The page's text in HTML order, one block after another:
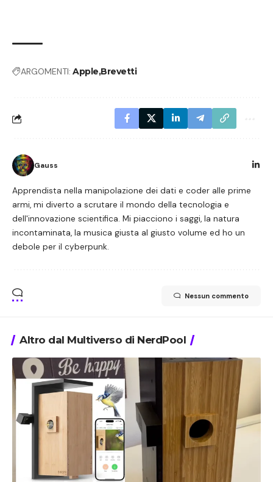
ARGOMENTI: Apple Brevetti
Gauss
Apprendista nella manipolazione dei dati e coder alle prime
armi, mi diverto a scrutare il mondo della tecnologia e
dell'innovazione scientifica. Mi piacciono i saggi, la natura
incontaminata, la musica giusta al giusto volume ed ho un
debole per il cyberpunk.
Nessun commento
Altro dal Multiverso di NerdPool